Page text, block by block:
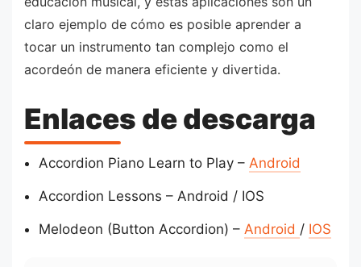
claro ejemplo de cómo es posible aprender a
tocar un instrumento tan complejo como el
acordeón de manera eficiente y divertida.
Enlaces de descarga
Accordion Piano Learn to Play – Android
Accordion Lessons – Android / IOS
Melodeon (Button Accordion) – Android / IOS